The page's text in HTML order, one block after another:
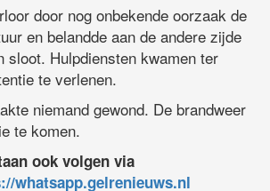
door nog onbekende oorzaak de
en belandde aan de andere zijde
sloot. Hulpdiensten kwamen ter
te verlenen.
niemand gewond. De brandweer
te komen.
ook volgen via
whatsapp.gelrenieuws.nl